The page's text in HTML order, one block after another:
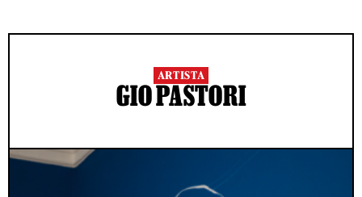
ARTISTA
GIO PASTORI